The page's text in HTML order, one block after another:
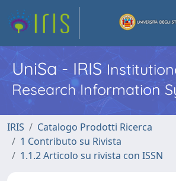
UniSa - IRIS
Research Information
IRIS
Catalogo Prodotti Ricerca
1 Contributo su Rivista
1.1.2 Articolo su rivista con ISSN